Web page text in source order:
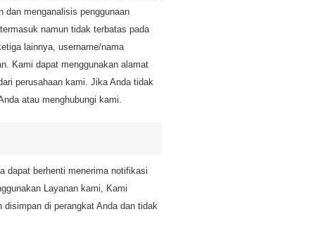
menganalisis penggunaan
namun tidak terbatas pada
lainnya, username/nama
Kami dapat menggunakan alamat
perusahaan kami. Jika Anda tidak
atau menghubungi kami.
dapat berhenti menerima notifikasi
Layanan kami, Kami
di perangkat Anda dan tidak